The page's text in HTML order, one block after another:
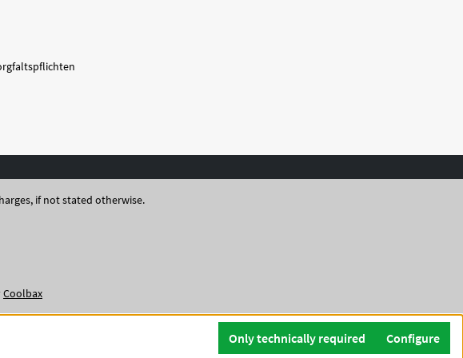
if not stated otherwise.
Coolbax
Only technically required Configure